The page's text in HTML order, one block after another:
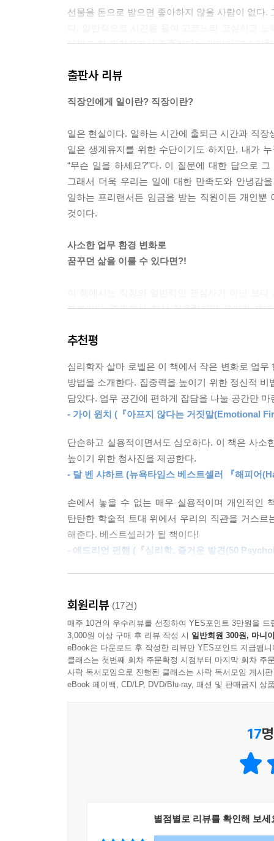
선물을 돈으로 받으면 좋아하지 않을 사람이 없다
아끼고 한 인간으로서 존중한다는 의미가 고스란
고용주와 직원과 사회, 모두가 이기는 방법이다.
---「6장. 대화가 필요해」중에서
좀 더 복잡한 다른 연구에서는 도덕성이 하루의
자들은 참가자들을 아침형, 중간형, 저녁형으로
기준으로 집단을 나눴다. 그리고 참가자들에게
고, 아침형은 저녁에 더 많이 저질렀다.
---「7장. 비윤리적 행동의 조건」중에서
격을 본질 가치에 가깝게 책정한 비율이 58퍼센트
나치게 높은 가격을 책정하는 경향을 보였다. 다
연구자들은 추가로 정돈된 방이 (역시나 바람직
초콜릿바나 사과를 가져가게 했다. 결과는 놀라웠
보다 건강한 사과를 유의미하게 더 많이 가져갔다
고 선한 명분의 행위를 더 많이 유도한다. 정돈된
---「13장. 정돈된 책상의 득과 실」중에서
출판사 리뷰
직장인에게 일이란? 직장이란?
일은 현실이다. 일하는 시간에 출퇴근 시간과 직
일은 생계유지를 위한 수단이기도 하지만, 내가
“무슨 일을 하세요?”다. 이 질문에 대한 답으로
그래서 더욱 우리는 일에 대한 만족도와 안녕감
일하는 프리랜서든 임금을 받는 직원이든 개인
것이다.
사소한 업무 환경 변화로
꿈꾸던 삶을 이룰 수 있다면?!
부분이다. 주위에서 항상 작용하지만 우리가 제
있으면 계속 주의를 빼앗고 집중력을 떨어뜨린다
보이지만, 팀 안에 문화나 민족, 모국어가 다른
전체의 사고 양식이 풍성해지고 더 독창적이고 효
사무실 정비부터 팀 내 소통과 협상,
개인의 성과에 이르는 내 일의 모든 것
어떻게 환경의 단서에 상상도 하지 못하는 방식
개방형 공간, 조명(밝은지 어두운지, 인공광인지
2부 ‘팀에서의 보이지 않는 힘: 함께 일하는 방
3부 ‘개인에게 통하는 보이지 않는 힘: 습관이 만
다룬다. 스마트폰을 유리하게 활용하는 방법과
공간이 우리의 행동과 성과에 얼마나 영향을 주
입증된 다양한 방법을 소개한다.
행동경제학계의 권위자 댄 애리얼리와 세계적
요인을 연구해온 심리학자로서 이번엔 우리에게
행복하게 일하기 위한 열쇠는 가까운 곳에 있다
통하는 방법을 선택하여 탁월한 업무 전략으로 확
추천평
심리학자 살마 로벨은 이 책에서 작은 변화로 업
방법을 소개한다. 집중력을 높이기 위한 정신적
담았다. 업무 공간에 편하게 잡담을 나눌 공간만
- 가이 윈치 (『아프지 않다는 거짓말(Emotional
단순하고 실용적이면서도 심오하다. 이 책은 사
높이기 위한 청사진을 제공한다.
- 탈 벤 샤하르 (뉴욕타임스 베스트셀러 『해피어
손에서 놓을 수 없는 매우 실용적이며 개인적인
탄탄한 학술적 토대 위에서 우리의 직관을 거스
해준다. 베스트셀러가 될 책이다!
- 애드리언 펀햄 (『심리학, 즐거운 발견(50
- 에프라트 다간 (넥스트인슈어런스(Next
회원리뷰 (17건)
매주 10건의 우수리뷰를 선정하여 YES포인트 3만원을 드
3,000원 이상 구매 후 리뷰 작성 시 일반회원 300원, 마니
eBook은 다운로드 후 작성한 리뷰만 YES포인트 지급됩니
클래스는 첫번째 회차 주문확정 시점부터 마지막 회차 주
사락 독서모임으로 진행된 클래스는 사락 독서모임 게시
eBook 페이백, CD/LP, DVD/Blu-ray, 패션 및 판매금지 상
17
별점별로 리뷰를 확인해 보세